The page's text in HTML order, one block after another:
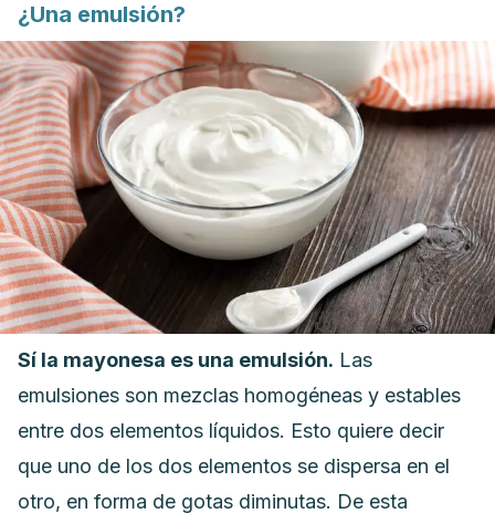
¿Una emulsión?
Sí la mayonesa es una emulsión. Las
emulsiones son mezclas homogéneas y estables
entre dos elementos líquidos. Esto quiere decir
que uno de los dos elementos se dispersa en el
otro, en forma de gotas diminutas. De esta